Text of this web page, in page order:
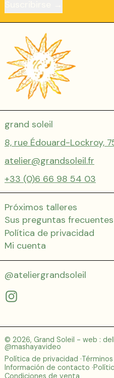
grand soleil
8, rue Édouard-Lockroy,
atelier@grandsoleil.fr
+33 (0)6 66 98 54 03
Próximos talleres
Sus preguntas frecuentes
Política de privacidad
Mi cuenta
@ateliergrandsoleil
© 2026, Grand Soleil - web :
@mashayavideo
Política de privacidad
Información de contacto
Condiciones de venta